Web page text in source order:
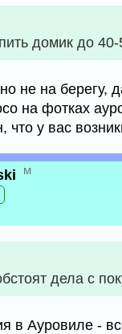
домик до
не на берегу,
на фотках
что у вас
м
дела с
в Ауровиле -